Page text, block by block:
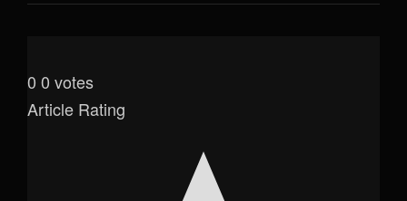
0 0 votes
Article Rating